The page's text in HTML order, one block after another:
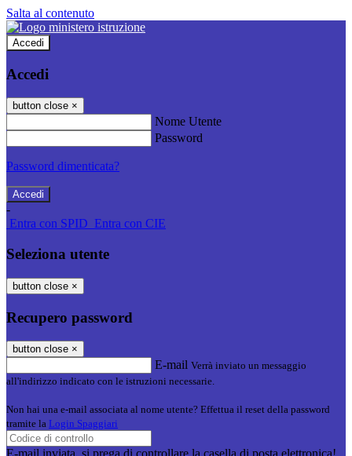
Salta al contenuto
Accedi
Accedi
button close ×
Nome Utente
Password
Password dimenticata?
-
Entra con SPID Entra con CIE
Seleziona utente
button close ×
Recupero password
button close ×
E-mail Verrà inviato un messaggio
all'indirizzo indicato con le istruzioni necessarie.
Non hai una e-mail associata al nome utente? Effettua il reset della password
tramite la Login Spaggiari